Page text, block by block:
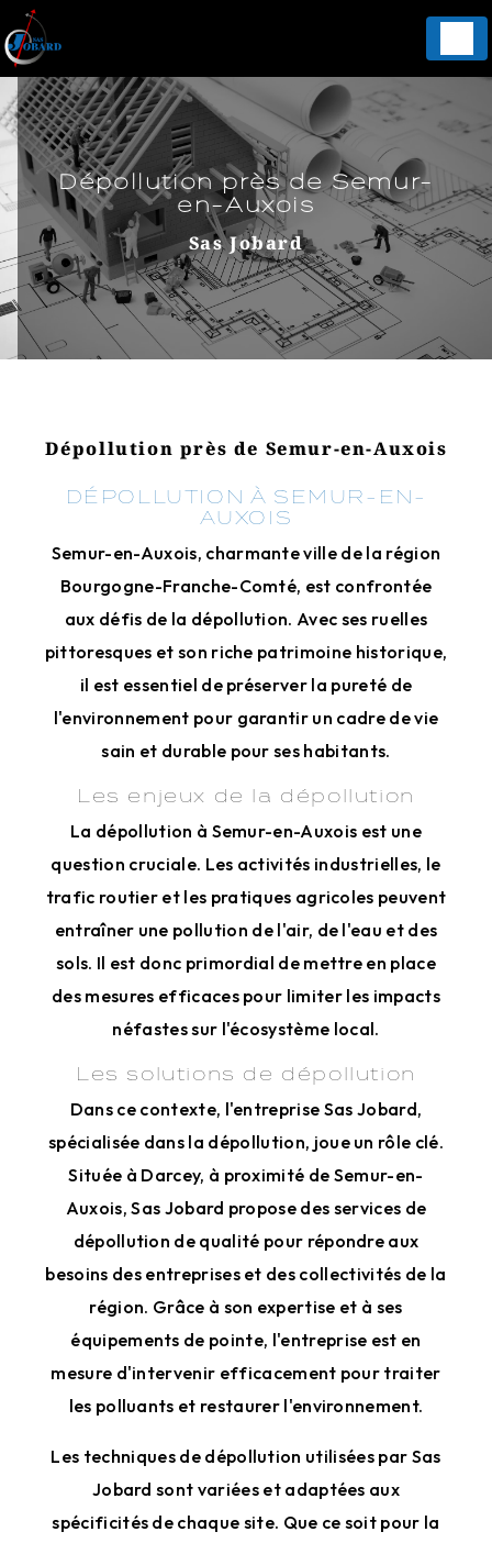
Dépollution près de Semur-
en-Auxois
Sas Jobard
Dépollution près de Semur-en-Auxois
DÉPOLLUTION À SEMUR-EN-
AUXOIS
Semur-en-Auxois, charmante ville de la région
Bourgogne-Franche-Comté, est confrontée
aux défis de la dépollution. Avec ses ruelles
pittoresques et son riche patrimoine historique,
il est essentiel de préserver la pureté de
l'environnement pour garantir un cadre de vie
sain et durable pour ses habitants.
Les enjeux de la dépollution
La dépollution à Semur-en-Auxois est une
question cruciale. Les activités industrielles, le
trafic routier et les pratiques agricoles peuvent
entraîner une pollution de l'air, de l'eau et des
sols. Il est donc primordial de mettre en place
des mesures efficaces pour limiter les impacts
néfastes sur l'écosystème local.
Les solutions de dépollution
Dans ce contexte, l'entreprise Sas Jobard,
spécialisée dans la dépollution, joue un rôle clé.
Située à Darcey, à proximité de Semur-en-
Auxois, Sas Jobard propose des services de
dépollution de qualité pour répondre aux
besoins des entreprises et des collectivités de la
région. Grâce à son expertise et à ses
équipements de pointe, l'entreprise est en
mesure d'intervenir efficacement pour traiter
les polluants et restaurer l'environnement.
Les techniques de dépollution utilisées par Sas
Jobard sont variées et adaptées aux
spécificités de chaque site. Que ce soit pour la
Panneau de gestion des cookies